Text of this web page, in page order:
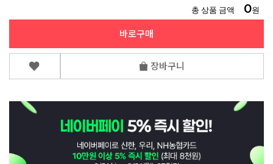
총 상품 금액 0원
바로구매
장바구니